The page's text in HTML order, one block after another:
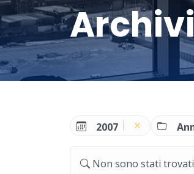
2007
Non sono stati